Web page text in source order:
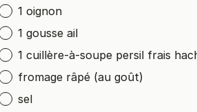
1 oignon
1 gousse ail
1 cuillère-à-soupe persil frais
fromage râpé (au goût)
sel